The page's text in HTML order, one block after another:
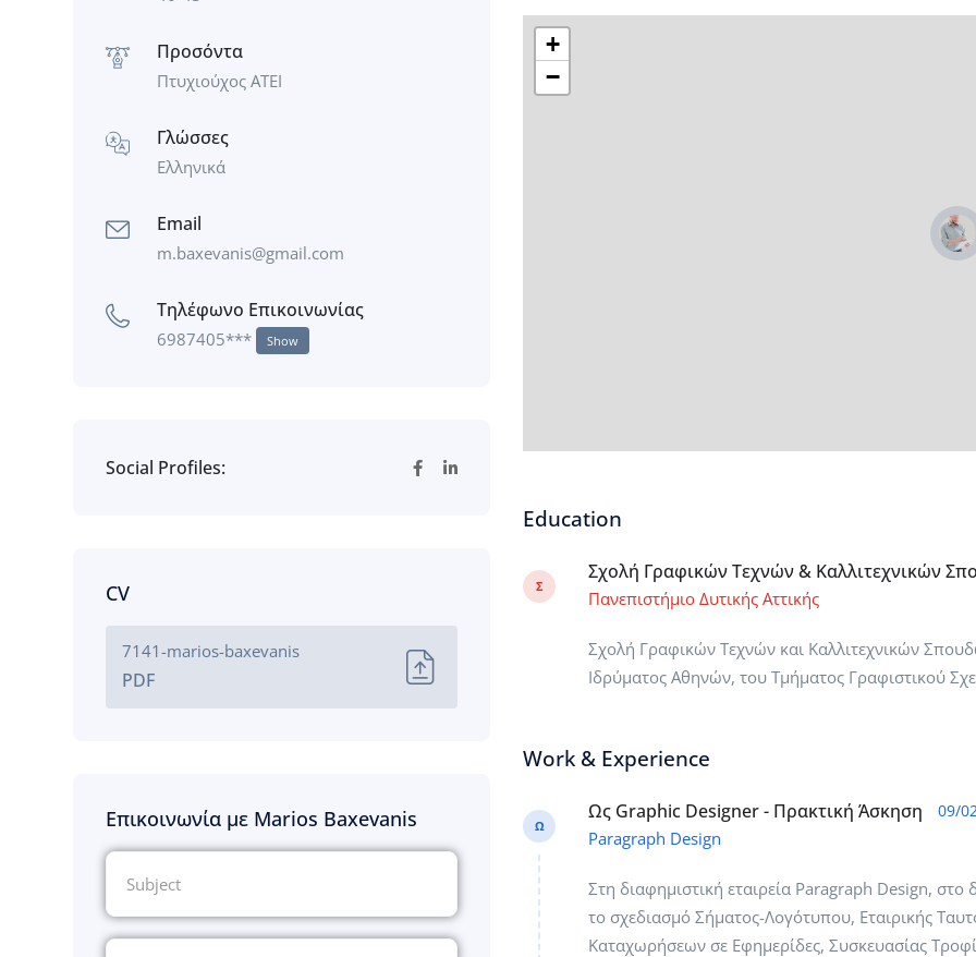
Προσόντα
Πτυχιούχος ΑΤΕΙ
Γλώσσες
Ελληνικά
Email
m.baxevanis@gmail.com
Τηλέφωνο Επικοινωνίας
6987405*** Show
Social Profiles:
CV
7141-marios-baxevanis
PDF
Επικοινωνία με Marios Baxevanis
+
−
Education
Σ
Σχολή Γραφικών Τεχνών & Καλλιτεχνικών
Πανεπιστήμιο Δυτικής Αττικής
Σχολή Γραφικών Τεχνών και Καλλιτεχνικών
Ιδρύματος Αθηνών, του Τμήματος Γραφιστικού
Work & Experience
Ω
Ως Graphic Designer - Πρακτική Άσκηση 09/
Paragraph Design
Στη διαφημιστική εταιρεία Paragraph Design,
το σχεδιασμό Σήματος-Λογότυπου, Εταιρικής
Καταχωρήσεων σε Εφημερίδες, Συσκευασίας